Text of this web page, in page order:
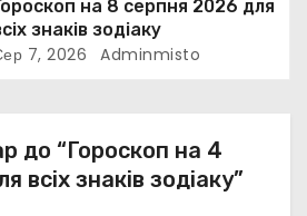
на 8 серпня 2026 для
знаків зодіаку
7, 2026 Adminmisto
до “Гороскоп на 4
всіх знаків зодіаку”